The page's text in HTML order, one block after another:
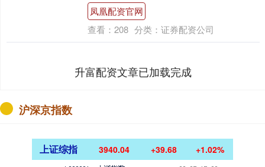
凤凰配资官网
查看： 208 分类： 证券配资公司
升富配资文章已加载完成
沪深京指数
上证综指 3940.04 +39.68 +1.02%